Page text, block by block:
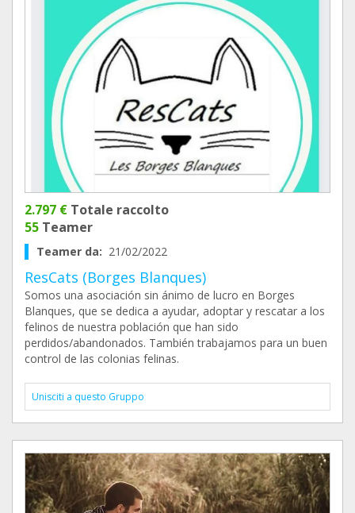
2.797 € Totale raccolto
55 Teamer
Teamer da: 21/02/2022
ResCats (Borges Blanques)
Somos una asociación sin ánimo de lucro en Borges
Blanques, que se dedica a ayudar, adoptar y rescatar a los
felinos de nuestra población que han sido
perdidos/abandonados. También trabajamos para un buen
control de las colonias felinas.
Unisciti a questo Gruppo